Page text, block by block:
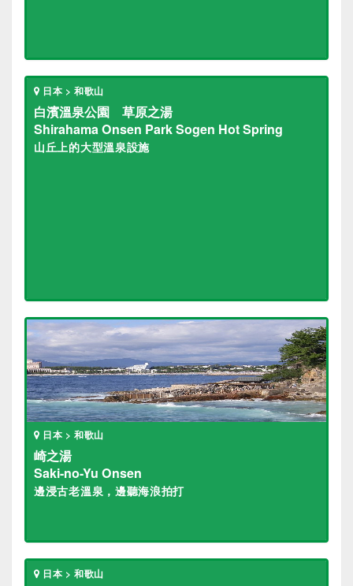
日本 > 和歌山
白濱溫泉公園 草原之湯
Shirahama Onsen Park Sogen Hot Spring
山丘上的大型溫泉設施
日本 > 和歌山
崎之湯
Saki-no-Yu Onsen
邊浸古老溫泉，邊聽海浪拍打
日本 > 和歌山